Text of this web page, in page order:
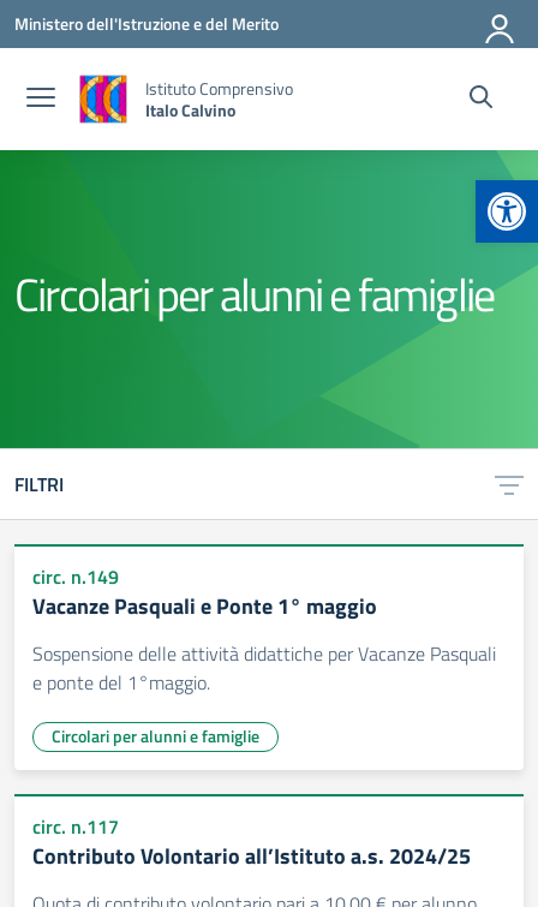
Vai ai contenuti
Vai al menu di navigazione
Vai al footer
Ministero dell'Istruzione e del Merito
Istituto Comprensivo
Italo Calvino
Circolari per alunni e famiglie
FILTRI
circ. n.149
Vacanze Pasquali e Ponte 1° maggio
Sospensione delle attività didattiche per Vacanze Pasquali
e ponte del 1°maggio.
Circolari per alunni e famiglie
circ. n.117
Contributo Volontario all’Istituto a.s. 2024/25